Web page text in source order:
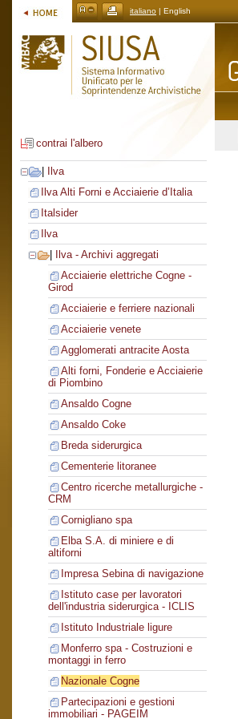
italiano | English
contrai l'albero
Ilva
Ilva Alti Forni e Acciaierie d’Italia
Italsider
Ilva
Ilva - Archivi aggregati
Acciaierie elettriche Cogne -
Girod
Acciaierie e ferriere nazionali
Acciaierie venete
Agglomerati antracite Aosta
Alti forni, Fonderie e Acciaierie
di Piombino
Ansaldo Cogne
Ansaldo Coke
Breda siderurgica
Cementerie litoranee
Centro ricerche metallurgiche -
CRM
Cornigliano spa
Elba S.A. di miniere e di
altiforni
Impresa Sebina di navigazione
Istituto case per lavoratori
dell'industria siderurgica - ICLIS
Istituto Industriale ligure
Monferro spa - Costruzioni e
montaggi in ferro
Nazionale Cogne
Partecipazioni e gestioni
immobiliari - PAGEIM